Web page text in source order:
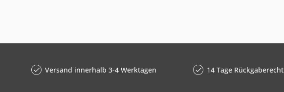
Versand innerhalb 3-4 Werktagen 14 Tage Rückgaberecht